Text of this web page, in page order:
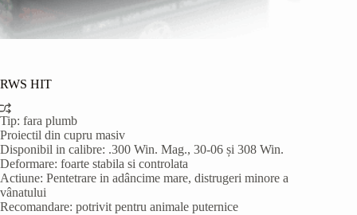
RWS HIT
Tip: fara plumb
Proiectil din cupru masiv
Disponibil in calibre: .300 Win. Mag., 30-06 și 308 Win.
Deformare: foarte stabila si controlata
Actiune: Pentetrare in adâncime mare, distrugeri minore a
vânatului
Recomandare: potrivit pentru animale puternice